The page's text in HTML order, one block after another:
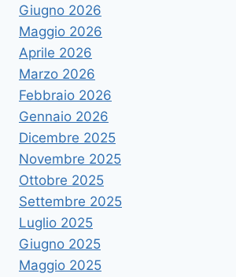
Giugno 2026
Maggio 2026
Aprile 2026
Marzo 2026
Febbraio 2026
Gennaio 2026
Dicembre 2025
Novembre 2025
Ottobre 2025
Settembre 2025
Luglio 2025
Giugno 2025
Maggio 2025